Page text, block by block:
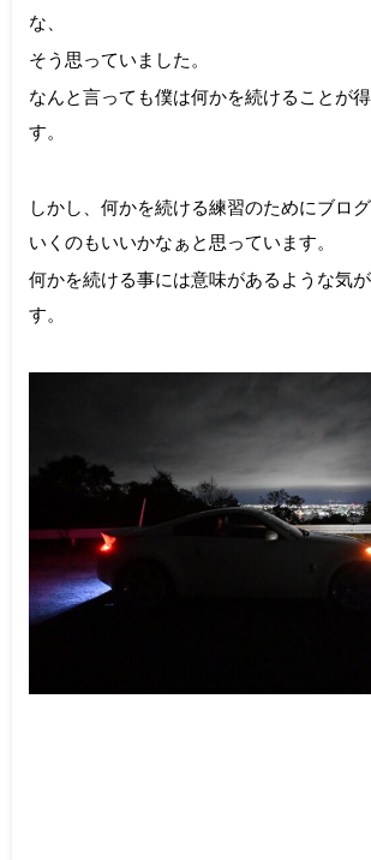
な、
そう思っていました。
なんと言っても僕は何かを続けることが
す。
しかし、何かを続ける練習のためにブロ
いくのもいいかなぁと思っています。
何かを続ける事には意味があるような気
す。